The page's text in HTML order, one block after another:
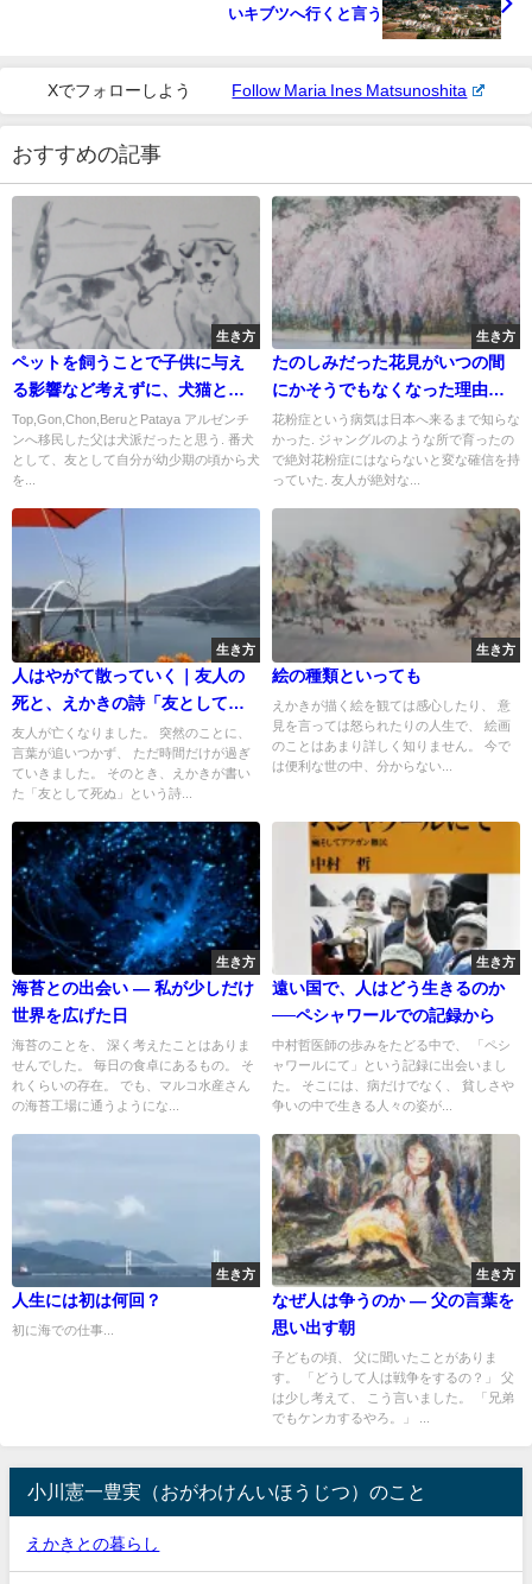
いキブツへ行くと言う
Xでフォローしよう Follow Maria Ines Matsunoshita
おすすめの記事
生き方
ペットを飼うことで子供に与え
る影響など考えずに、犬猫と過
ごした人生
Top,Gon,Chon,BeruとPataya アルゼンチ
ンへ移民した父は犬派だったと思う. 番犬
として、友として自分が幼少期の頃から犬
を...
生き方
たのしみだった花見がいつの間
にかそうでもなくなった理由は
花粉症
花粉症という病気は日本へ来るまで知らな
かった. ジャングルのような所で育ったの
で絶対花粉症にはならないと変な確信を持
っていた. 友人が絶対な...
生き方
人はやがて散っていく｜友人の
死と、えかきの詩「友として死
ぬ」から思うこと
友人が亡くなりました。 突然のことに、
言葉が追いつかず、 ただ時間だけが過ぎ
ていきました。 そのとき、えかきが書い
た「友として死ぬ」という詩...
生き方
絵の種類といっても
えかきが描く絵を観ては感心したり、 意
見を言っては怒られたりの人生で、 絵画
のことはあまり詳しく知りません。 今で
は便利な世の中、分からない...
生き方
海苔との出会い — 私が少しだけ
世界を広げた日
海苔のことを、 深く考えたことはありま
せんでした。 毎日の食卓にあるもの。 そ
れくらいの存在。 でも、マルコ水産さん
の海苔工場に通うようにな...
生き方
遠い国で、人はどう生きるのか
──ペシャワールでの記録から
中村哲医師の歩みをたどる中で、 「ペシ
ャワールにて」という記録に出会いまし
た。 そこには、病だけでなく、 貧しさや
争いの中で生きる人々の姿が...
生き方
人生には初は何回？
初に海での仕事...
生き方
なぜ人は争うのか — 父の言葉を
思い出す朝
子どもの頃、 父に聞いたことがありま
す。 「どうして人は戦争をするの？」 父
は少し考えて、 こう言いました。 「兄弟
でもケンカするやろ。」 ...
小川憲一豊実（おがわけんいほうじつ）のこと
えかきとの暮らし